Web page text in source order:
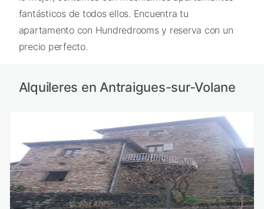
fantásticos de todos ellos. Encuentra tu
apartamento con Hundredrooms y reserva con un
precio perfecto.
Alquileres en Antraigues-sur-Volane